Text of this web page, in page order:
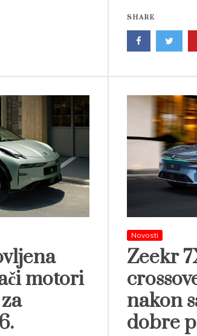
SHARE
motori
Novosti
Zeekr
nakon
dobre